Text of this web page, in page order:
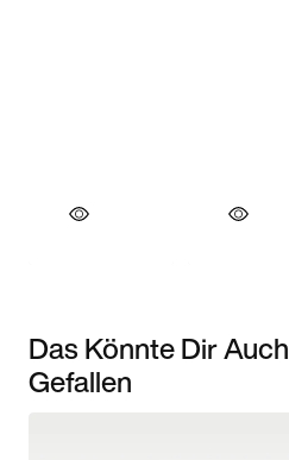
Das Könnte Dir Auch
Gefallen